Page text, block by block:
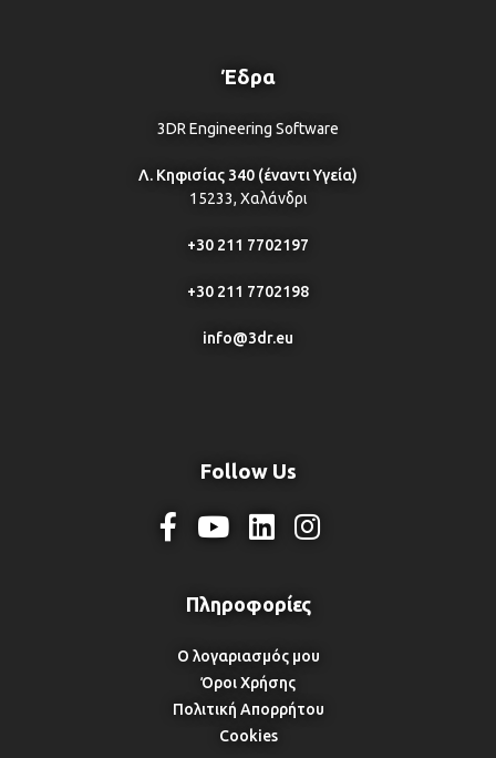
Έδρα
3DR Engineering Software
Λ. Κηφισίας 340 (έναντι Υγεία)
15233, Χαλάνδρι
+30 211 7702197
+30 211 7702198
info@3dr.eu
Follow Us
Ο λογαριασμός μου
Όροι Χρήσης
Πολιτική Απορρήτου
Cookies